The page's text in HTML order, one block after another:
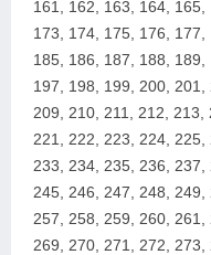
161, 162, 163, 164, 165,
173, 174, 175, 176, 177,
185, 186, 187, 188, 189,
197, 198, 199, 200, 201,
209, 210, 211, 212, 213,
221, 222, 223, 224, 225,
233, 234, 235, 236, 237,
245, 246, 247, 248,
257, 258, 259, 260, 261,
269, 270, 271, 272, 273,